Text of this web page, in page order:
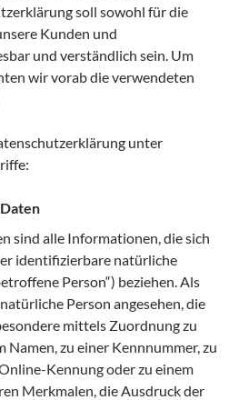
soll sowohl für die
Kunden und
und verständlich sein. Um
wir vorab die verwendeten
unter
sind alle Informationen, die sich
identifizierbare natürliche
Person“) beziehen. Als
Person angesehen, die
mittels Zuordnung zu
Namen, zu einer Kennnummer, zu
Kennung oder zu einem
Merkmalen, die Ausdruck der